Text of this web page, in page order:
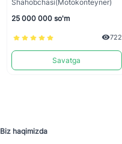
Shahobchasi(motokonteyner)
25 000 000 so'm
722
Savatga
Biz haqimizda